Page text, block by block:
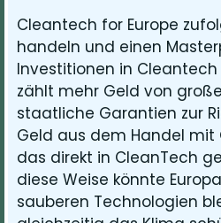
Cleantech for Europe
handeln und einen
Investitionen in Cleantech
zählt mehr Geld von
staatliche Garantien zur
Geld aus dem Handel mit
das direkt in CleanTech
diese Weise könnte
sauberen Technologien